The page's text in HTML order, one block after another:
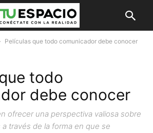
Películas que todo comunicador debe conocer
todo
debe conocer
ofrecer una perspectiva valiosa sobre
través de la forma en que se